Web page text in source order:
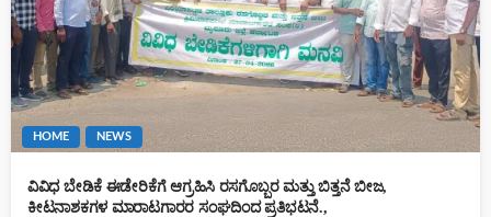
HOME NEWS
ವಿವಿಧ ಬೇಡಿಕೆ ಈಡೇರಿಕೆಗೆ ಆಗ್ರಹಿಸಿ ರಸಗೊಬ್ಬರ ಮತ್ತು ಬಿತ್ತನೆ ಬೀಜ,
ಕೀಟನಾಶಕಗಳ ಮಾರಾಟಗಾರರ ಸಂಘದಿಂದ ಪ್ರತಿಭಟನೆ.,